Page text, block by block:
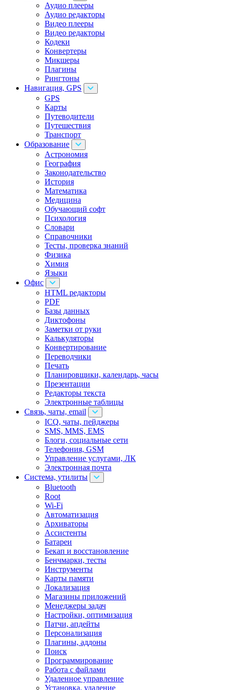
Аудио плееры
Аудио редакторы
Видео плееры
Видео редакторы
Кодеки
Конвертеры
Микшеры
Плагины
Рингтоны
Навигация, GPS
GPS
Карты
Путеводители
Путешествия
Транспорт
Образование
Астрономия
География
Законодательство
История
Математика
Медицина
Обучающий софт
Психология
Словари
Справочники
Тесты, проверка знаний
Физика
Химия
Языки
Офис
HTML редакторы
PDF
Базы данных
Диктофоны
Заметки от руки
Калькуляторы
Конвертирование
Переводчики
Печать
Планировщики, календарь, часы
Презентации
Редакторы текста
Электронные таблицы
Связь, чаты, email
ICQ, чаты, пейджеры
SMS, MMS, EMS
Блоги, социальные сети
Телефония, GSM
Управление услугами, ЛК
Электронная почта
Система, утилиты
Bluetooth
Root
Wi-Fi
Автоматизация
Архиваторы
Ассистенты
Батареи
Бекап и восстановление
Бенчмарки, тесты
Инструменты
Карты памяти
Локализация
Магазины приложений
Менеджеры задач
Настройки, оптимизация
Патчи, апдейты
Персонализация
Плагины, аддоны
Поиск
Программирование
Работа с файлами
Удаленное управление
Установка, удаление